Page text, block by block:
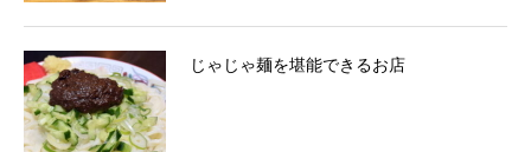
じゃじゃ麺を堪能できるお店